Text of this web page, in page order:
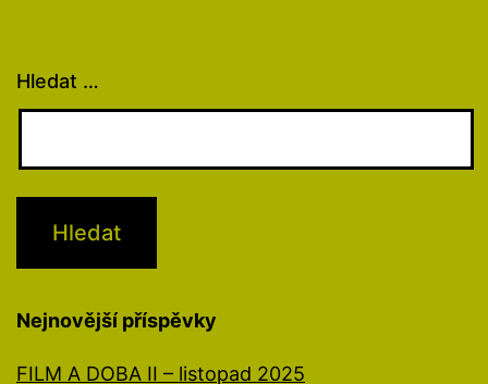
Hledat …
Nejnovější příspěvky
FILM A DOBA II – listopad 2025